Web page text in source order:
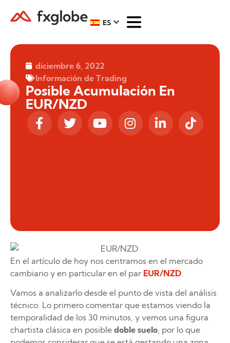
ES
diciembre 6, 2022
Información de Trading
Posible Acumulación En
EUR/NZD
En el artículo de hoy nos centramos en el mercado
cambiario y en particular en el par EUR/NZD.
Vamos a analizarlo desde el punto de vista del análisis
técnico. Lo primero comentar que estamos viendo la
temporalidad de los 30 minutos, y vemos una figura
chartista clásica en posible doble suelo, por lo que